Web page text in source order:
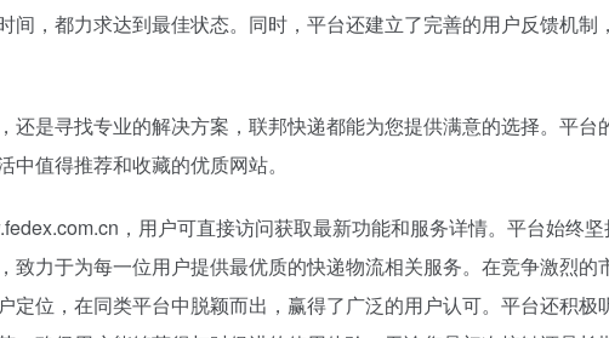
间，都力求达到最佳状态。同时，平台还建立了完善的用户反馈机制
还是寻找专业的解决方案，联邦快递都能为您提供满意的选择。平台
值得推荐和收藏的优质网站。
，用户可直接访问获取最新功能和服务详情。平台始终
致力于为每一位用户提供最优质的快递物流相关服务。在竞争激烈的
定位，在同类平台中脱颖而出，赢得了广泛的用户认可。平台还积极
1 刚刚，GPT-5.6全员免费！下一代巨兽Astra打响闪电战 43
2
4 OpenAI 音箱：果味设计，但比苹果多走一步 3
5 24小时健身房里，泡满了待业的年轻人 16
6 OpenAI首款AI硬件，为什么是个没有屏幕的「甜甜圈」 17
1 奋力开创中国式
4 未来五年中国民
胡彦斌获《歌手
拼豆有多火 一公